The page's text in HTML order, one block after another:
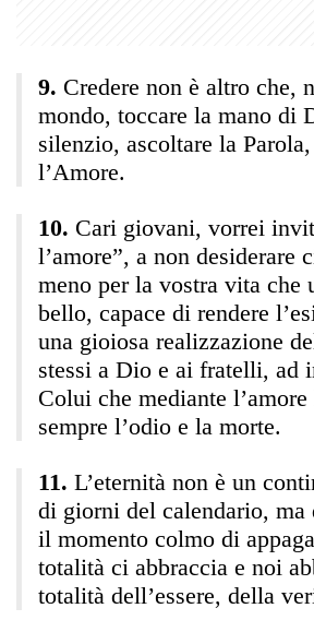
Credere non è altro che,
mondo, toccare la mano di
silenzio, ascoltare la
l’Amore.
Cari giovani, vorrei
l’amore”, a non desiderare
meno per la vostra vita che
bello, capace di rendere
una gioiosa realizzazione
stessi a Dio e ai fratelli, ad
Colui che mediante
sempre l’odio e la morte.
L’eternità non è un
di giorni del calendario, ma
il momento colmo di
totalità ci abbraccia e noi
totalità dell’essere, della